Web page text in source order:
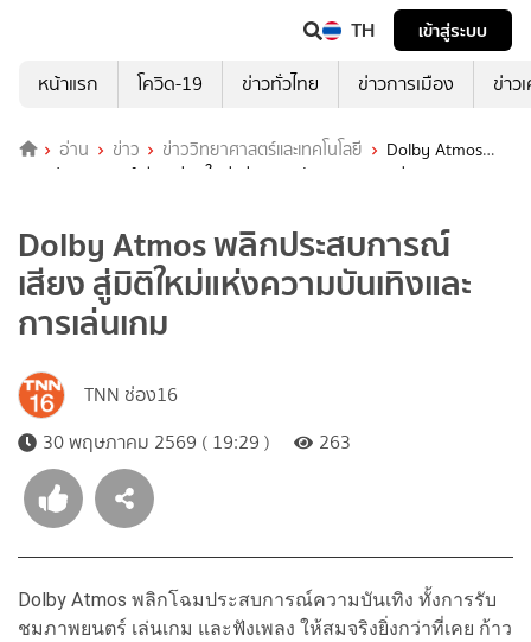
TH
เข้าสู่ระบบ
หน้าแรก
โควิด-19 ข่าวทั่วไทย ข่าวการเมือง ข่าว
อ่าน ข่าว ข่าววิทยาศาสตร์และเทคโนโลยี
Dolby Atmos
พลิกประสบการณ์เสียง สู่มิติใหม่แห่งความบันเทิงและการเล่นเกม
Dolby Atmos พลิกประสบการณ์
เสียง สู่มิติใหม่แห่งความบันเทิงและ
การเล่นเกม
TNN ช่อง16
30 พฤษภาคม 2569 ( 19:29 )
263
Dolby Atmos พลิกโฉมประสบการณ์ความบันเทิง ทั้งการรับ
ชมภาพยนตร์ เล่นเกม และฟังเพลง ให้สมจริงยิ่งกว่าที่เคย ก้าว